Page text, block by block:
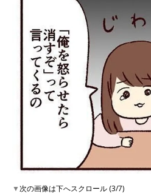
▼次の画像は下へスクロール (3/7)